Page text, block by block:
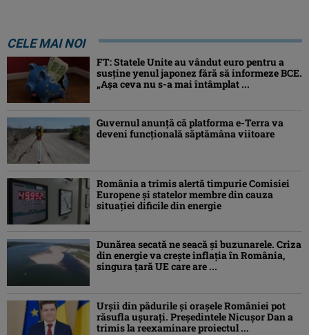
CELE MAI NOI
FT: Statele Unite au vândut euro pentru a
susține yenul japonez fără să informeze BCE.
„Așa ceva nu s-a mai întâmplat ...
Guvernul anunță că platforma e-Terra va
deveni funcţională săptămâna viitoare
România a trimis alertă timpurie Comisiei
Europene și statelor membre din cauza
situației dificile din energie
Dunărea secată ne seacă și buzunarele. Criza
din energie va crește inflația în România,
singura țară UE care are ...
Urșii din pădurile și orașele României pot
răsufla ușurați. Președintele Nicușor Dan a
trimis la reexaminare proiectul ...